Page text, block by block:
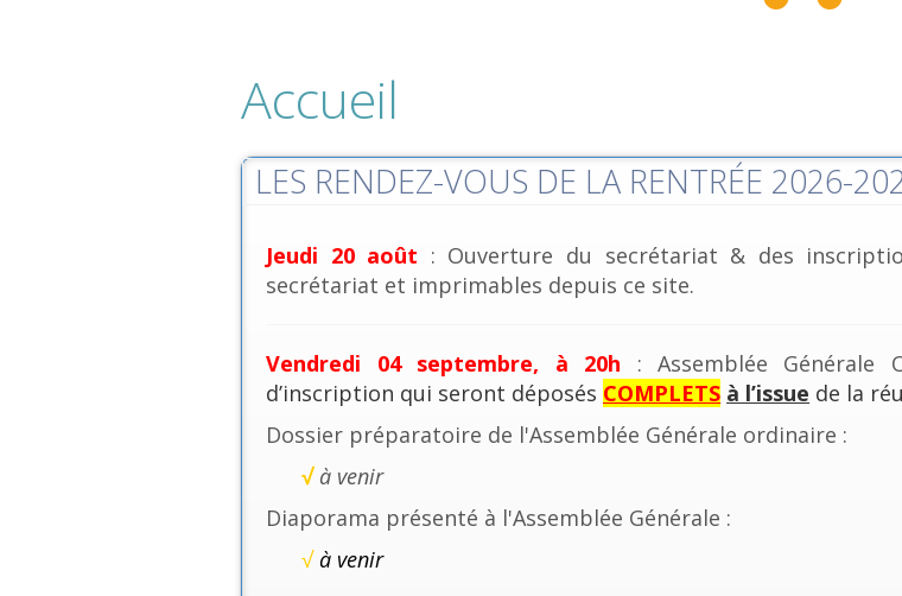
Accueil
LES RENDEZ-VOUS DE LA RENTRÉE 2026-
Jeudi 20 août : Ouverture du secrétariat & des
secrétariat et imprimables depuis ce site.
Vendredi 04 septembre, à 20h : Assemblée Générale
d’inscription qui seront déposés COMPLETS à l’issue de la
Dossier préparatoire de l'Assemblée Générale ordinaire :
√ à venir
Diaporama présenté à l'Assemblée Générale :
√à venir